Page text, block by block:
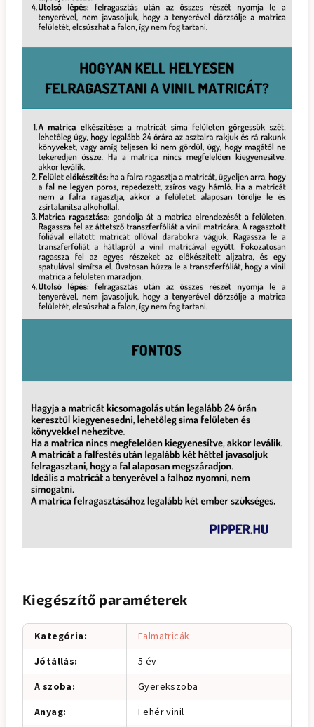
Kiegészítő paraméterek
Kategória:
Falmatricák
Jótállás:
5 év
A szoba:
Gyerekszoba
Anyag: Fehér vinil